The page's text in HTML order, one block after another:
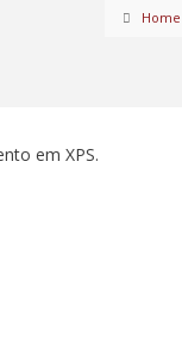
Home
em XPS.